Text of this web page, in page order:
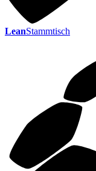
LeanStammtisch